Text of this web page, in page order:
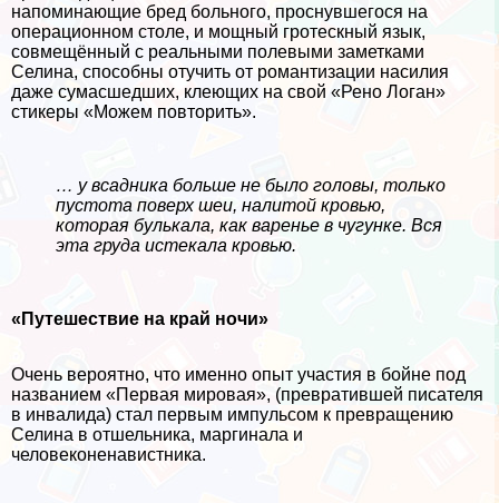
напоминающие бред больного, проснувшегося на
операционном столе, и мощный гротескный язык,
совмещённый с реальными полевыми заметками
Селина, способны отучить от романтизации насилия
даже cyмacшедших, клеющих на свой «Рено Логан»
стикеры «Можем повторить».
… у всадника больше не было головы, только
пустота поверх шеи, налитой кровью,
которая булькала, как варенье в чугунке. Вся
эта груда истекала кровью.
«Путешествие на край ночи»
Очень вероятно, что именно опыт участия в бойне под
названием «Первая мировая», (превратившей писателя
в инвалида) стал первым импульсом к превращению
Селина в отшельника, маргинала и
человеконенавистника.